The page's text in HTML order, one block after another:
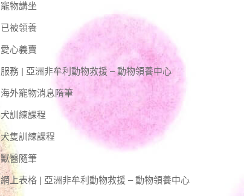
寵物講坐
已被領養
愛心義賣
服務 | 亞洲非牟利動物救援 – 動物領養中心
海外寵物消息隋筆
犬訓練課程
犬隻訓練課程
獸醫隨筆
網上表格 | 亞洲非牟利動物救援 – 動物領養中心